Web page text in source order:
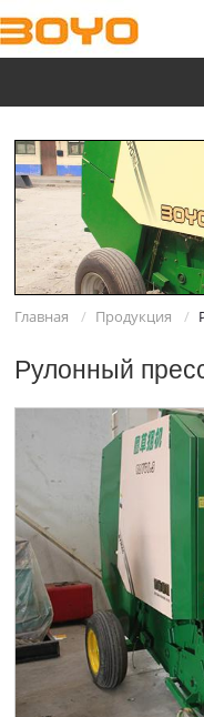
Главная Продукция
Рулонный